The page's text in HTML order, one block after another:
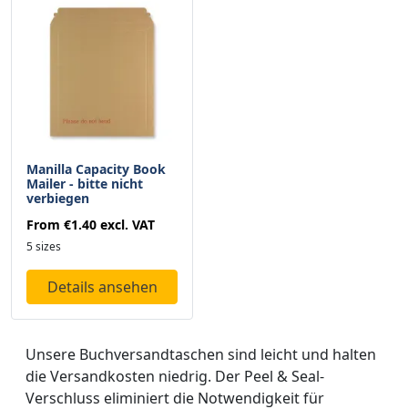
Manilla Capacity Book
Mailer - bitte nicht
verbiegen
From €1.40 excl. VAT
5 sizes
Details ansehen
Unsere Buchversandtaschen sind leicht und halten
die Versandkosten niedrig. Der Peel & Seal-
Verschluss eliminiert die Notwendigkeit für